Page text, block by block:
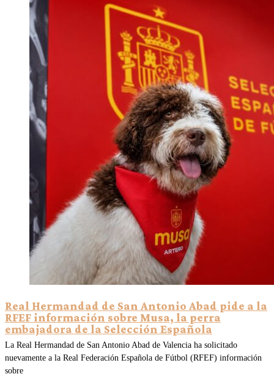
Real Hermandad de San Antonio Abad pide a la
RFEF información sobre Musa, la perra
embajadora de la Selección Española
La Real Hermandad de San Antonio Abad de Valencia ha solicitado
nuevamente a la Real Federación Española de Fútbol (RFEF) información
sobre